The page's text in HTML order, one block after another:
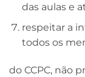
das aulas e
respeitar a
todos os
do CCPC, não